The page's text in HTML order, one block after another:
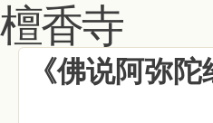
檀香寺
《佛说阿弥